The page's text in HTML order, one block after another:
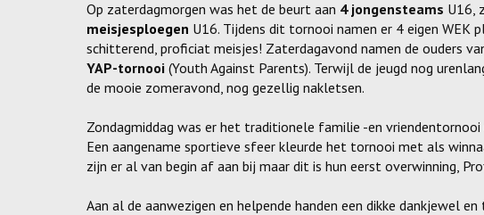
Op zaterdagmorgen was het de beurt aan 4 jongensteams U16,
meisjesploegen U16. Tijdens dit tornooi namen er 4 eigen WEK
schitterend, proficiat meisjes! Zaterdagavond namen de ouders
YAP-tornooi (Youth Against Parents). Terwijl de jeugd nog
de mooie zomeravond, nog gezellig nakletsen.
Zondagmiddag was er het traditionele familie -en vriendentornooi
Een aangename sportieve sfeer kleurde het tornooi met als
zijn er al van begin af aan bij maar dit is hun eerst overwinning,
Aan al de aanwezigen en helpende handen een dikke dankjewel